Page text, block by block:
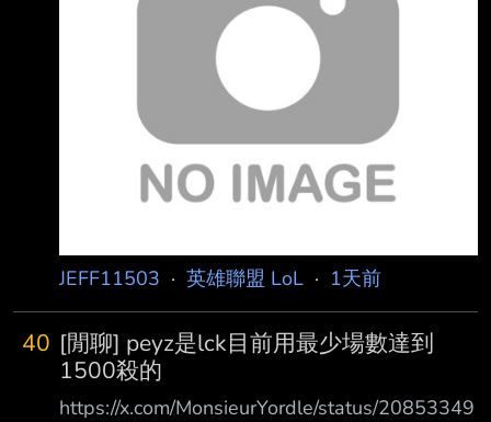
薪了？ ——回覆：拿到了EWC獎金吧。 ——T1
把全部身價都投進去當空海力士了吧 ——Peyz
呀，哥哥們都打起精神來，我們去拿MSI、EWC
冠軍吧！ ——你們到底是誰？ ——下週才三伏
天誒？DK像三伏天裡挨打的雞 ——狀態真的起
JEFF11503 · 英雄聯盟 LoL · 1天前
40 [閒聊] peyz是lck目前用最少場數達到
1500殺的
https://x.com/MonsieurYordle/status/20853349